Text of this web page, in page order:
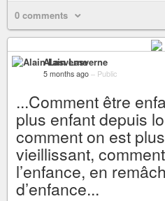
0 comments
Alain Lasverne
5 months ago – Public
...Comment être
plus enfant depuis
comment on est
vieillissant,
l’enfance, en
d’enfance...